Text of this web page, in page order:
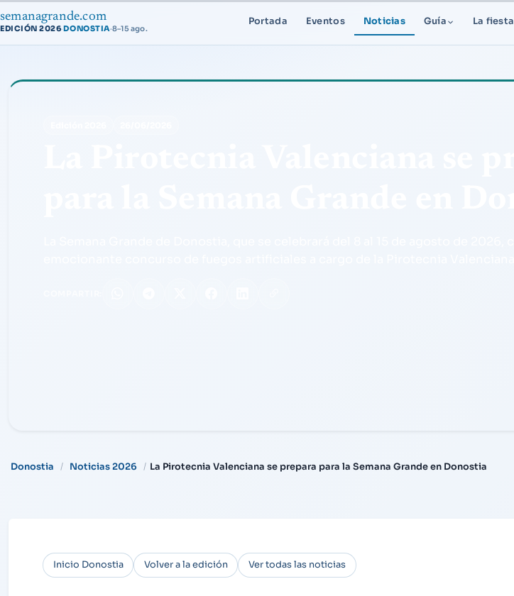
semanagrande.com
EDICIÓN 2026·DONOSTIA·8–15 ago.
Portada Eventos Noticias Guía La fiesta
Donostia Noticias 2026 La Pirotecnia Valenciana se prepara para la Semana Grande en Donostia
Inicio Donostia Volver a la edición Ver todas las noticias